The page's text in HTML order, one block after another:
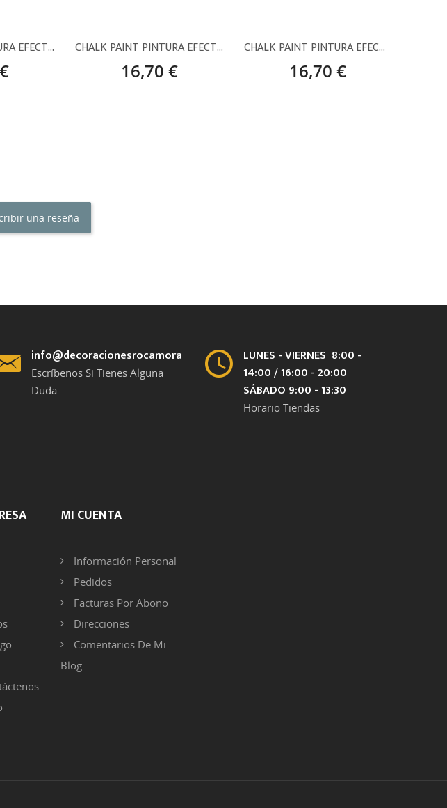
CHALK PAINT PINTURA EFECTO TIZA PIEDRA – 750 ML CHALK PAINT PINTURA EFECTO TIZA VERDE SALVIA – 750 ML
16,70 €
CHALK PAINT PINTURA EFECTO TIZA CREMA – 750 ML
16,70 €
una reseña
info@decoracionesrocamora.com
Escríbenos Si Tienes Alguna
Duda
LUNES - VIERNES 8:00 -
14:00 / 16:00 - 20:00
SÁBADO 9:00 - 13:30
Horario Tiendas
MI CUENTA
Información Personal
Pedidos
Facturas Por Abono
Direcciones
Comentarios De Mi
Blog